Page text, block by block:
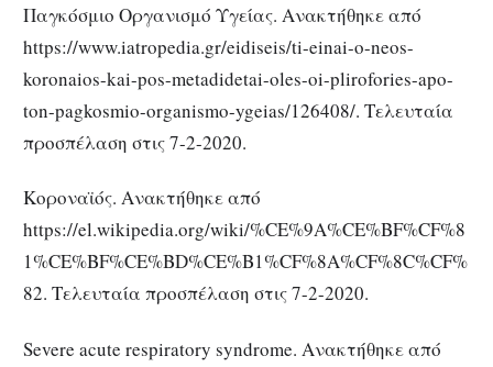
Παγκόσμιο Οργανισμό Υγείας. Ανακτήθηκε από
https://www.iatropedia.gr/eidiseis/ti-einai-o-neos-
koronaios-kai-pos-metadidetai-oles-oi-plirofories-apo-
ton-pagkosmio-organismo-ygeias/126408/. Τελευταία
προσπέλαση στις 7-2-2020.
Κοροναϊός. Ανακτήθηκε από
https://el.wikipedia.org/wiki/%CE%9A%CE%BF%CF%8
1%CE%BF%CE%BD%CE%B1%CF%8A%CF%8C%CF%
82. Τελευταία προσπέλαση στις 7-2-2020.
Severe acute respiratory syndrome. Ανακτήθηκε από